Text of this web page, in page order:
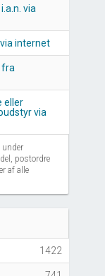
via
internet
fra
eller
via
under
postordre
af alle
1422